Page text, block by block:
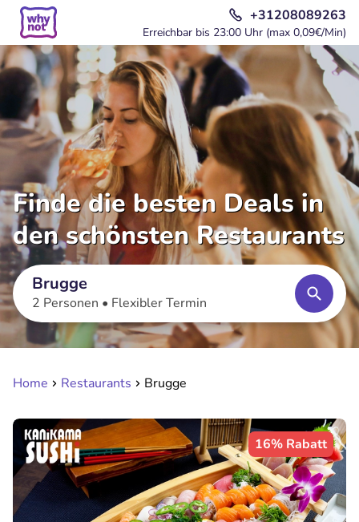
+31208089263
Erreichbar bis 23:00 Uhr (max 0,09€/Min)
Finde die besten Deals in
den schönsten Restaurants
Brugge
2 Personen • Flexibler Termin
Home Restaurants Brugge
16% Rabatt